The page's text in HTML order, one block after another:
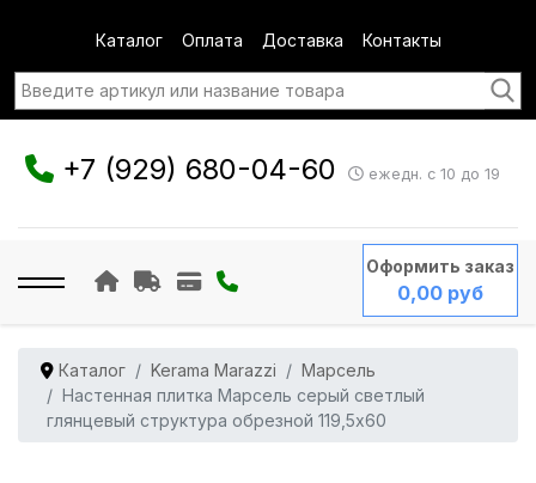
Каталог Оплата Доставка Контакты
+7 (929) 680-04-60 ежедн. с 10 до 19
Оформить заказ
0,00 руб
Каталог Kerama Marazzi
Марсель
Настенная плитка Марсель серый светлый
глянцевый структура обрезной 119,5x60